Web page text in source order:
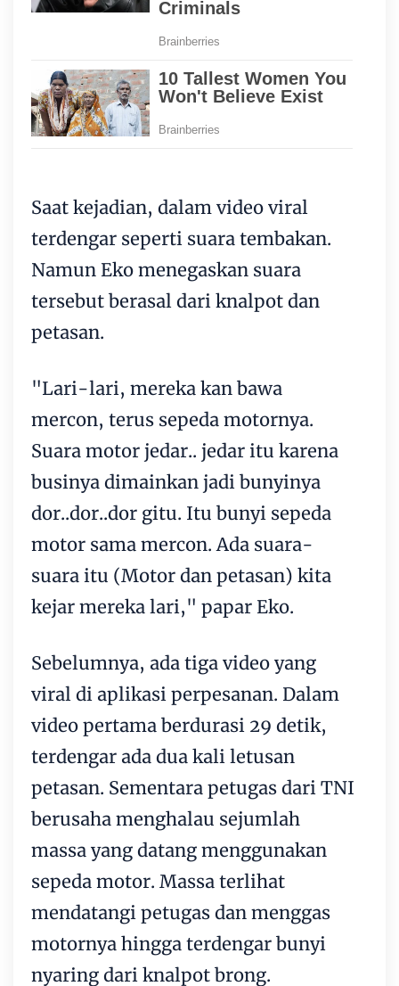
Saat kejadian, dalam video viral
terdengar seperti suara tembakan.
Namun Eko menegaskan suara
tersebut berasal dari knalpot dan
petasan.
"Lari-lari, mereka kan bawa
mercon, terus sepeda motornya.
Suara motor jedar.. jedar itu karena
businya dimainkan jadi bunyinya
dor..dor..dor gitu. Itu bunyi sepeda
motor sama mercon. Ada suara-
suara itu (Motor dan petasan) kita
kejar mereka lari," papar Eko.
Sebelumnya, ada tiga video yang
viral di aplikasi perpesanan. Dalam
video pertama berdurasi 29 detik,
terdengar ada dua kali letusan
petasan. Sementara petugas dari TNI
berusaha menghalau sejumlah
massa yang datang menggunakan
sepeda motor. Massa terlihat
mendatangi petugas dan menggas
motornya hingga terdengar bunyi
nyaring dari knalpot brong.